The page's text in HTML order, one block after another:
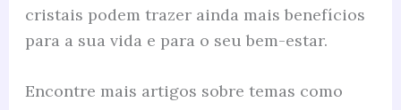
cristais podem trazer ainda mais benefícios
para a sua vida e para o seu bem-estar.
Encontre mais artigos sobre temas como